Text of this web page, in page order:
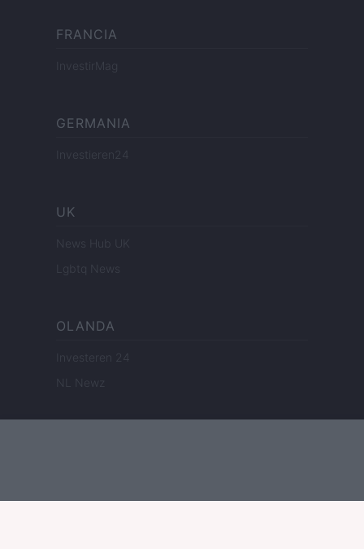
FRANCIA
InvestirMag
GERMANIA
Investieren24
UK
News Hub UK
Lgbtq News
OLANDA
Investeren 24
NL Newz